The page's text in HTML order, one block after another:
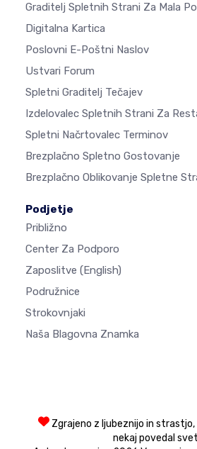
Graditelj Spletnih Strani Za Mala
Digitalna Kartica
Poslovni E-Poštni Naslov
Ustvari Forum
Spletni Graditelj Tečajev
Izdelovalec Spletnih Strani Za
Spletni Načrtovalec Terminov
Brezplačno Spletno Gostovanje
Brezplačno Oblikovanje Spletne
Podjetje
Približno
Center Za Podporo
Zaposlitve (English)
Podružnice
Strokovnjaki
Naša Blagovna Znamka
Zgrajeno z ljubeznijo in strastjo,
nekaj povedal